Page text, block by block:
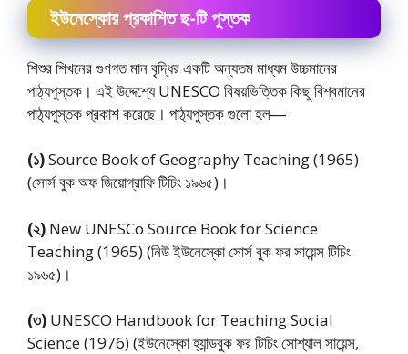
ইউনেস্কোর প্রকাশিত ছ-টি পুস্তক
শিশুর শিখনের গুণগত মান বৃদ্ধির একটি অন্যতম মাধ্যম উচ্চমানের
পাঠ্যপুস্তক। এই উদ্দেশ্যে UNESCO বিষয়ভিত্তিক কিছু বিশ্বমানের
পাঠ্যপুস্তক প্রকাশ করেছে। পাঠ্যপুস্তক গুলো হল―
(১)Source Book of Geography Teaching (1965)
(সোর্স বুক অফ জিয়ােগ্রাফি টিচিং ১৯৬৫)।
(২) New UNESCo Source Book for Science
Teaching (1965) (নিউ ইউনেস্কো সাের্স বুক ফর সায়েন্স টিচিং
১৯৬৫)।
(৩) UNESCO Handbook for Teaching Social
Science (1976) (ইউনেস্কো হ্যান্ডবুক ফর টিচিং সােশ্যাল সায়েন্স,